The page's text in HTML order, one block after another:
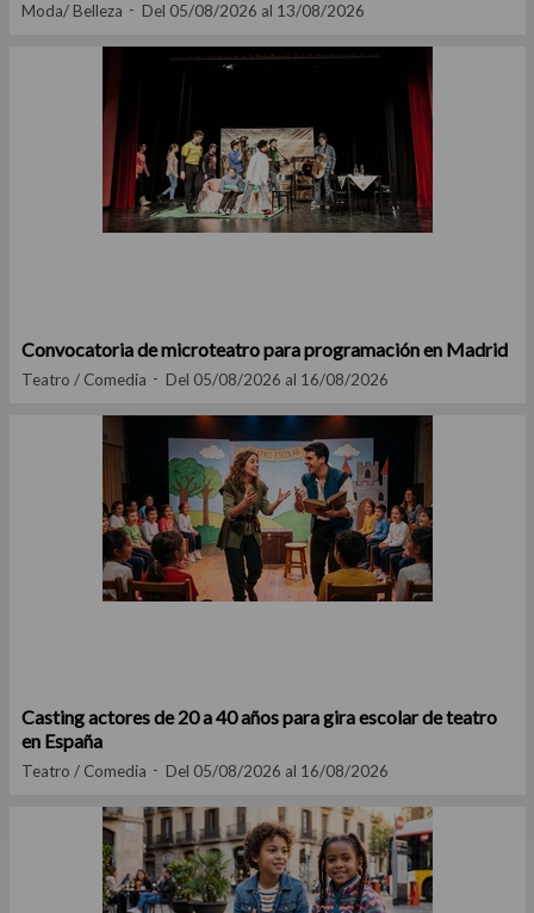
Moda/ Belleza Del 05/08/2026 al 13/08/2026
Convocatoria de microteatro para programación en Madrid
Teatro / Comedia Del 05/08/2026 al 16/08/2026
Casting actores de 20 a 40 años para gira escolar de teatro
en España
Teatro / Comedia Del 05/08/2026 al 16/08/2026